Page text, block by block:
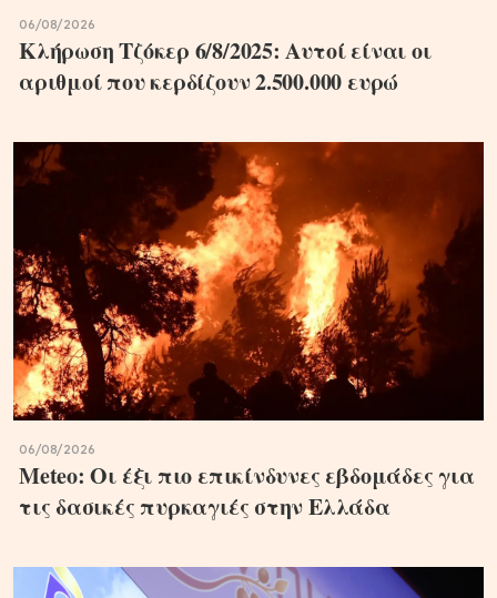
06/08/2026
Κλήρωση Τζόκερ 6/8/2025: Αυτοί είναι οι
αριθμοί που κερδίζουν 2.500.000 ευρώ
06/08/2026
Meteo: Οι έξι πιο επικίνδυνες εβδομάδες για
τις δασικές πυρκαγιές στην Ελλάδα